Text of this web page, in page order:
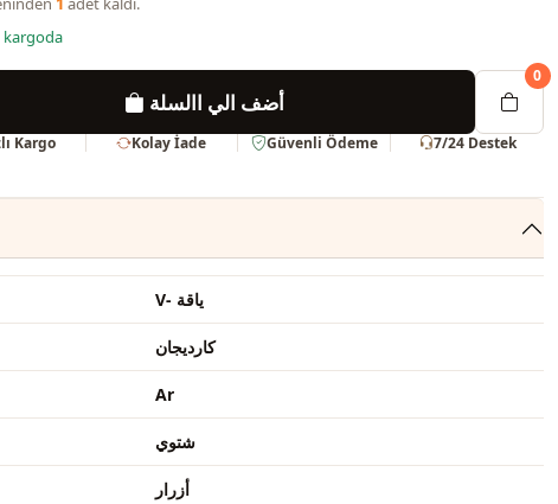
kargoda
أضف الي االسلة
0
Kargo Kolay İade Güvenli Ödeme 7/24 Destek
V- ياقة
كارديجان
Ar
شتوي
أزرار